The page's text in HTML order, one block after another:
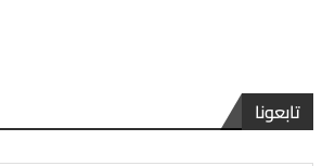
تابعونا